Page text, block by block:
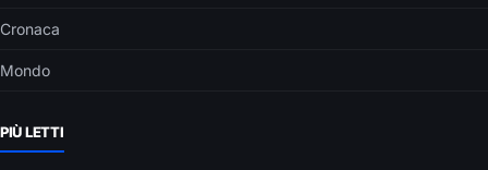
Cronaca
Mondo
PIÙ LETTI